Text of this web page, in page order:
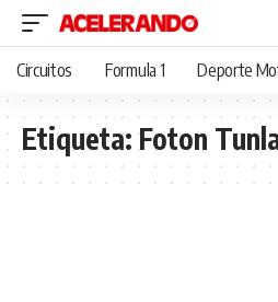
Circuitos Formula 1 Deporte
Etiqueta:Foton